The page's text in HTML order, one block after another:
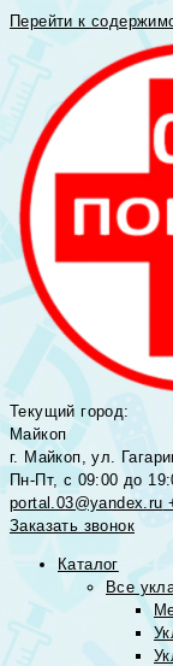
Перейти к
Текущий город:
Майкоп
г. Майкоп, ул.
Пн-Пт, с 09:00 до
portal.03@yandex.ru
Заказать звонок
Каталог
Все